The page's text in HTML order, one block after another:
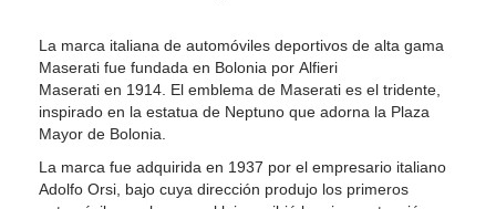
La marca italiana de automóviles deportivos de alta gama
Maserati fue fundada en Bolonia por Alfieri
Maserati en 1914. El emblema de Maserati es el tridente,
inspirado en la estatua de Neptuno que adorna la Plaza
Mayor de Bolonia.
La marca fue adquirida en 1937 por el empresario italiano
Adolfo Orsi, bajo cuya dirección produjo los primeros